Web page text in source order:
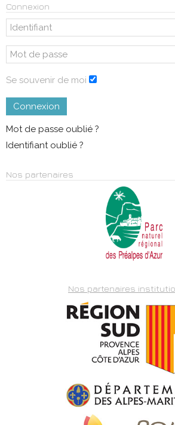
Connexion
Se souvenir de moi
Connexion
Mot de passe oublié ?
Identifiant oublié ?
Nos partenaires
Nos partenaires